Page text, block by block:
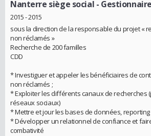
Nanterre siège social -
2015 - 2015
sous la direction de la responsable du projet «
non réclamés »
Recherche de 200 familles
CDD
* Investiguer et appeler les bénéficiaires de
non réclamés ;
* Exploiter les différents canaux de recherches
réseaux sociaux)
* Mettre et jour les bases de données,
* Développer un relationnel de confiance et
combativité